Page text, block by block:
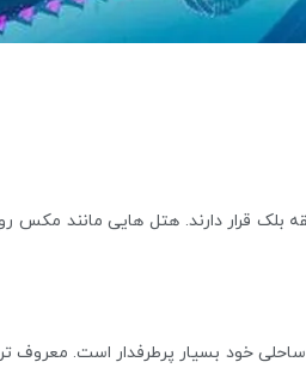
قرار دارند. هتل هایی مانند مکس
خود بسیار پرطرفدار است. معروف